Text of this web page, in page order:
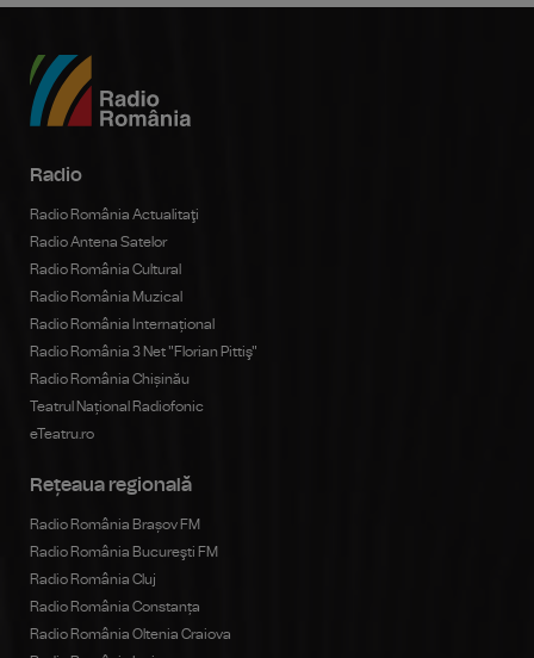
Radio
Radio România Actualitaţi
Radio Antena Satelor
Radio România Cultural
Radio România Muzical
Radio România Internațional
Radio România 3 Net "Florian Pittiş"
Radio România Chișinău
Teatrul Național Radiofonic
eTeatru.ro
Rețeaua regională
Radio România Brașov FM
Radio România Bucureşti FM
Radio România Cluj
Radio România Constanța
Radio România Oltenia Craiova